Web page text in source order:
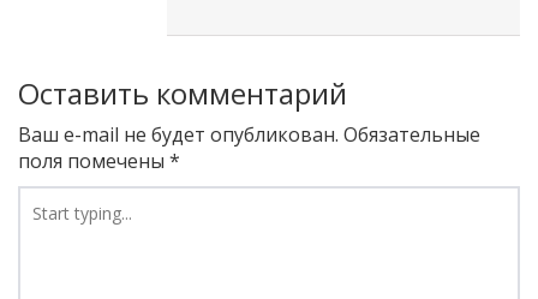
Оставить комментарий
Ваш e-mail не будет опубликован. Обязательные
поля помечены *